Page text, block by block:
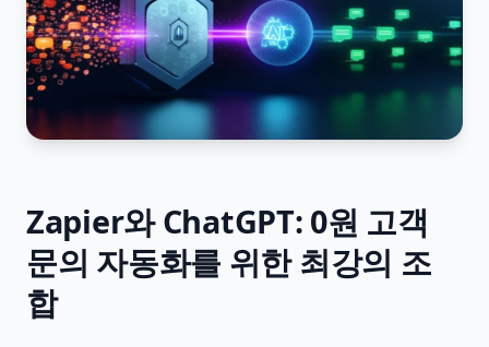
Zapier와 ChatGPT: 0원 고객
문의 자동화를 위한 최강의 조
합